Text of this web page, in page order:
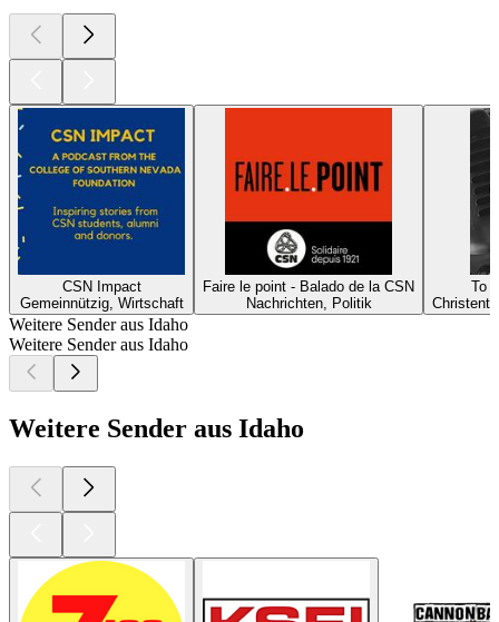
CSN Impact
Gemeinnützig, Wirtschaft
Faire le point - Balado de la CSN
Nachrichten, Politik
To
Weitere Sender aus Idaho
Weitere Sender aus Idaho
Weitere Sender aus Idaho